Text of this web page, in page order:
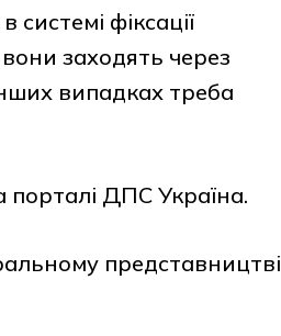
фіксації
заходять через
випадках треба
ДПС Україна.
представництві